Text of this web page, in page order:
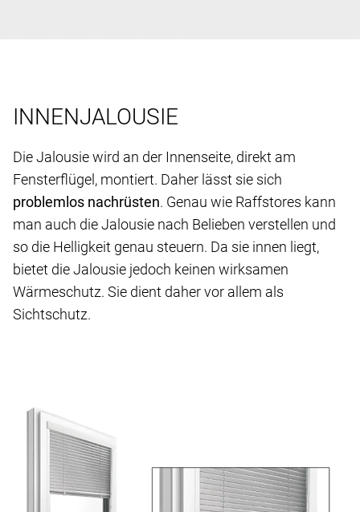
INNENJALOUSIE
Die Jalousie wird an der Innenseite, direkt am
Fensterflügel, montiert. Daher lässt sie sich
problemlos nachrüsten. Genau wie Raffstores kann
man auch die Jalousie nach Belieben verstellen und
so die Helligkeit genau steuern. Da sie innen liegt,
bietet die Jalousie jedoch keinen wirksamen
Wärmeschutz. Sie dient daher vor allem als
Sichtschutz.